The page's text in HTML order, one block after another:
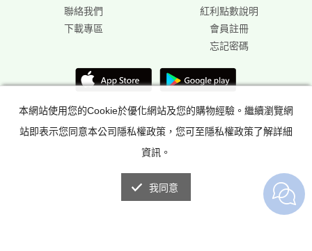
聯絡我們
下載專區
紅利點數說明
會員註冊
忘記密碼
本網站使用您的Cookie於優化網站及您的購物經驗。繼續瀏覽網
站即表示您同意本公司隱私權政策，您可至隱私權政策了解詳細
資訊。
我同意